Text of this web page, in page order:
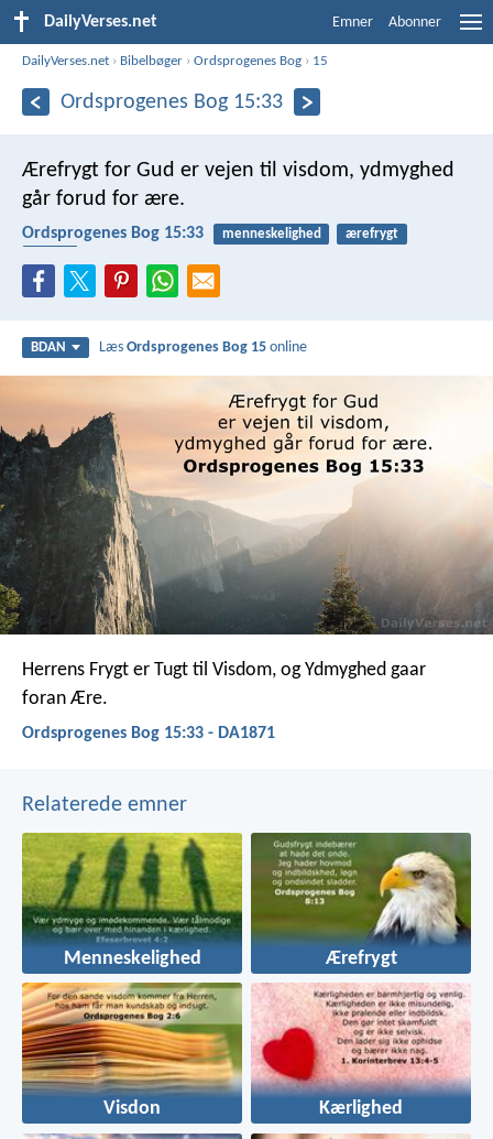
DailyVerses.net Emner Abonner
DailyVerses.net › Bibelbøger ›Ordsprogenes Bog › 15
Ordsprogenes Bog 15:33
Ærefrygt for Gud er vejen til visdom, ydmyghed
går forud for ære.
Ordsprogenes Bog 15:33 menneskelighed
ærefrygt
BDAN LæsOrdsprogenes Bog 15 online
Herrens Frygt er Tugt til Visdom, og Ydmyghed gaar
foran Ære.
Ordsprogenes Bog 15:33 - DA1871
Relaterede emner
Menneskelighed Ærefrygt
Visdon Kærlighed